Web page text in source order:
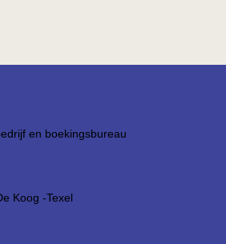
en boekingsbureau
Koog -Texel